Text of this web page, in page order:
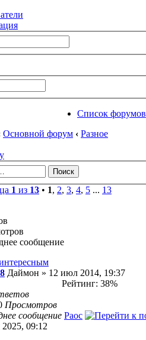
Список форумов
Основной форум ‹ Разное
1 из 13 • 1, 2, 3, 4, 5 ... 13
сообщение
Даймон » 12 июл 2014, 19:37
Рейтинг: 38%
Просмотров
сообщение Раос
2025, 09:12